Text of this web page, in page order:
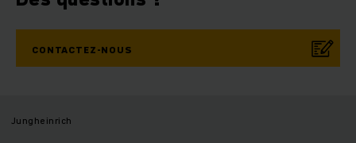
CONTACTEZ-NOUS
Jungheinrich